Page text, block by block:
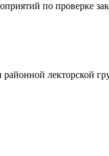
по проверке
лекторской